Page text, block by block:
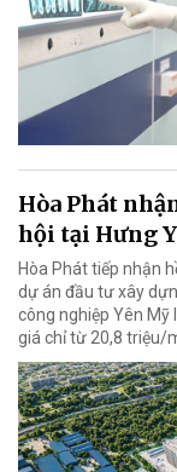
Hòa Phát
hội tại Hưng
Hòa Phát tiếp nhận
dự án đầu tư xây
công nghiệp Yên
giá chỉ từ 20,8 triệu/